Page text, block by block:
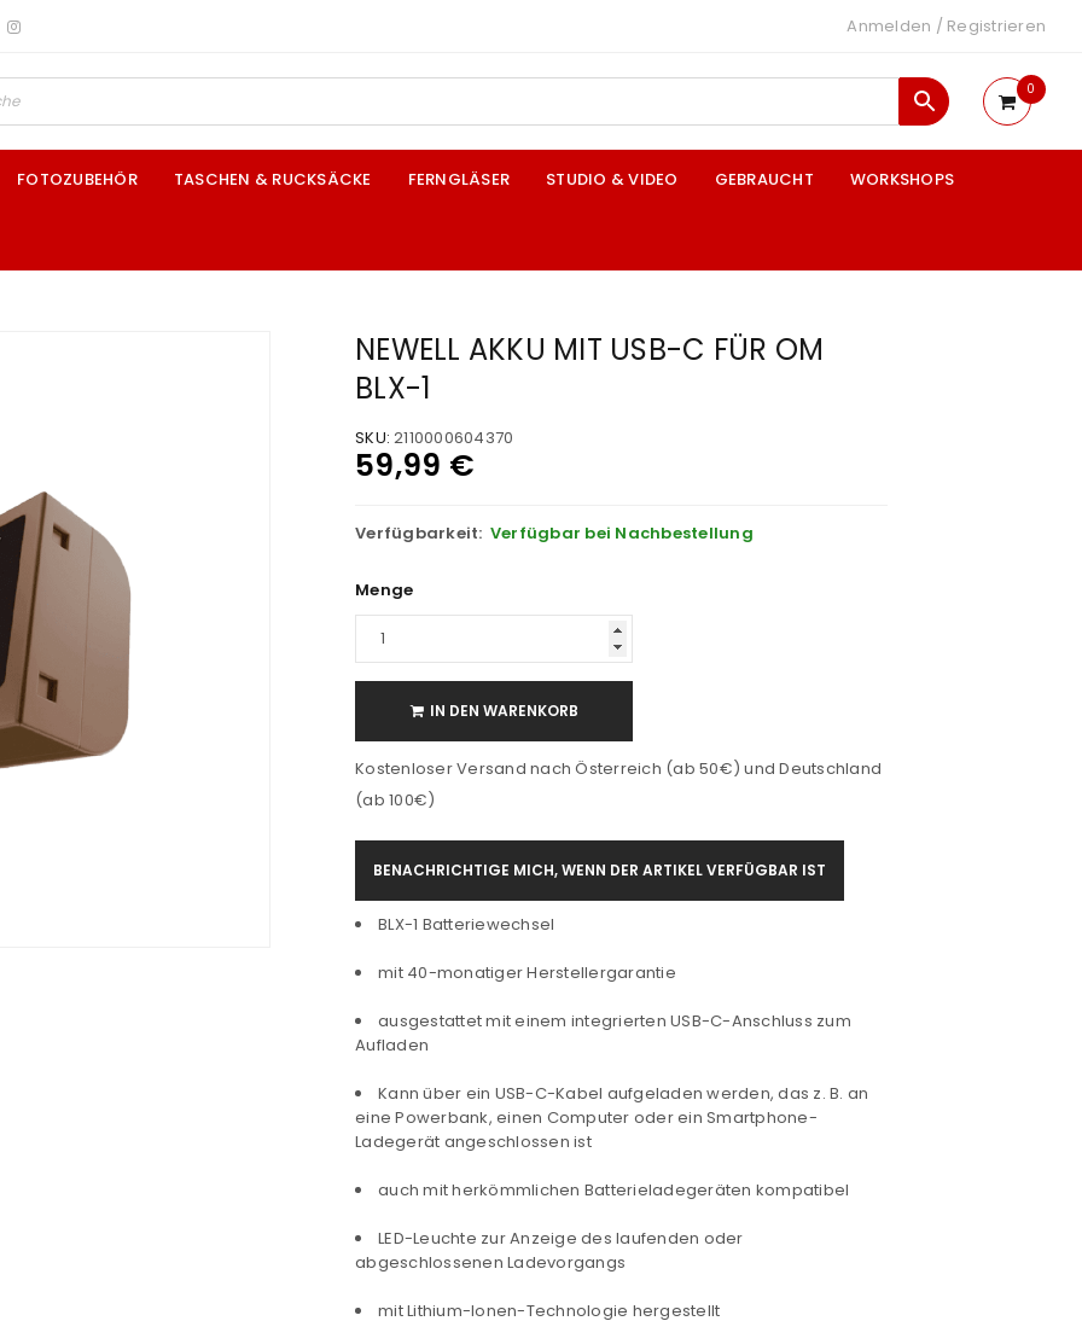
Anmelden / Registrieren
0
FOTOZUBEHÖR TASCHEN & RUCKSÄCKE FERNGLÄSER STUDIO & VIDEO GEBRAUCHT WORKSHOPS
NEWELL AKKU MIT USB-C FÜR OM
BLX-1
SKU: 2110000604370
59,99 €
Verfügbarkeit: Verfügbar bei Nachbestellung
Menge
IN DEN WARENKORB
Kostenloser Versand nach Österreich (ab 50€) und Deutschland
(ab 100€)
BENACHRICHTIGE MICH, WENN DER ARTIKEL VERFÜGBAR IST
BLX-1 Batteriewechsel
mit 40-monatiger Herstellergarantie
ausgestattet mit einem integrierten USB-C-Anschluss zum
Aufladen
Kann über ein USB-C-Kabel aufgeladen werden, das z. B. an
eine Powerbank, einen Computer oder ein Smartphone-
Ladegerät angeschlossen ist
auch mit herkömmlichen Batterieladegeräten kompatibel
LED-Leuchte zur Anzeige des laufenden oder
abgeschlossenen Ladevorgangs
mit Lithium-Ionen-Technologie hergestellt